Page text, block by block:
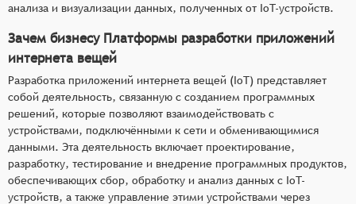
анализа и визуализации данных, полученных от IoT-устройств.
Зачем бизнесу Платформы разработки приложений
интернета вещей
Разработка приложений интернета вещей (IoT) представляет
собой деятельность, связанную с созданием программных
решений, которые позволяют взаимодействовать с
устройствами, подключёнными к сети и обменивающимися
данными. Эта деятельность включает проектирование,
разработку, тестирование и внедрение программных продуктов,
обеспечивающих сбор, обработку и анализ данных с IoT-
устройств, а также управление этими устройствами через